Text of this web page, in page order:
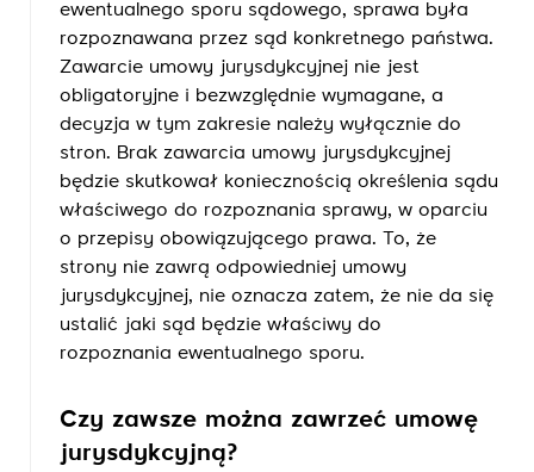
ewentualnego sporu sądowego, sprawa była
rozpoznawana przez sąd konkretnego państwa.
Zawarcie umowy jurysdykcyjnej nie jest
obligatoryjne i bezwzględnie wymagane, a
decyzja w tym zakresie należy wyłącznie do
stron. Brak zawarcia umowy jurysdykcyjnej
będzie skutkował koniecznością określenia sądu
właściwego do rozpoznania sprawy, w oparciu
o przepisy obowiązującego prawa. To, że
strony nie zawrą odpowiedniej umowy
jurysdykcyjnej, nie oznacza zatem, że nie da się
ustalić jaki sąd będzie właściwy do
rozpoznania ewentualnego sporu.
Czy zawsze można zawrzeć umowę
jurysdykcyjną?